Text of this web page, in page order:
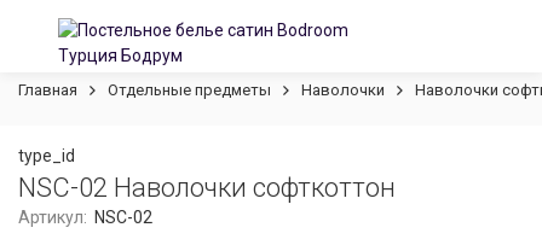
Главная Отдельные предметы Наволочки Наволочки
type_id
NSC-02 Наволочки софткоттон
Артикул: NSC-02